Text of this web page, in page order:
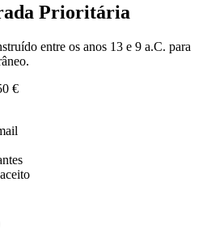
Prioritária
entre os anos 13 e 9 a.C. para
€